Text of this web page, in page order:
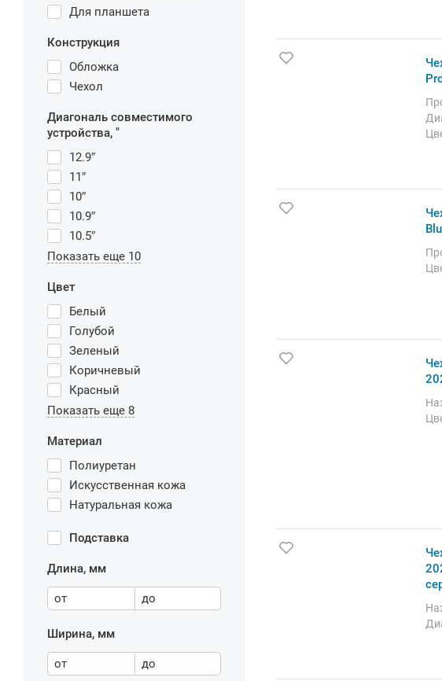
Для планшета
Конструкция
Обложка
Чехол
Диагональ совместимого
устройства, "
12.9″
11″
10″
10.9″
10.5″
Показать еще 10
Цвет
Белый
Голубой
Зеленый
Коричневый
Красный
Показать еще 8
Материал
Полиуретан
Искусственная кожа
Натуральная кожа
Подставка
Длина, мм
от до
Ширина, мм
от до